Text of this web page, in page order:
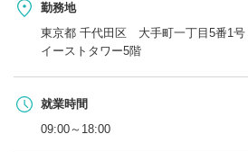
勤務地
東京都 千代田区 大手町一丁目5番1号
イーストタワー5階
就業時間
09:00～18:00